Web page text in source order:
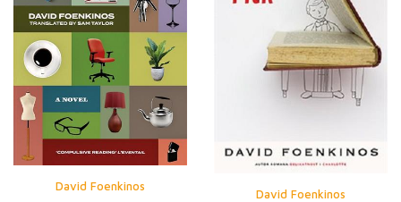
David Foenkinos
David Foenkinos